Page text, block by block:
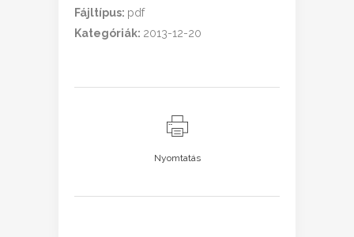
Fájltípus: pdf
Kategóriák: 2013-12-20
Nyomtatás